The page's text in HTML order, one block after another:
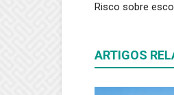
Risco sobre
ARTIGOS